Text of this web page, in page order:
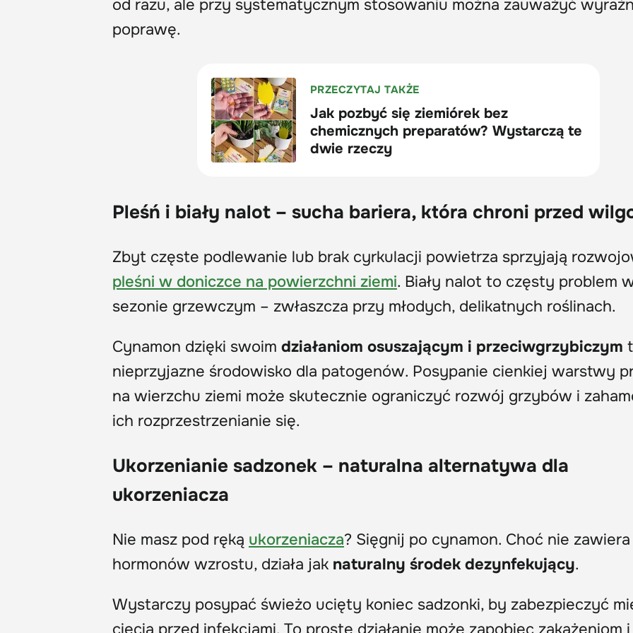
od razu, ale przy systematycznym stosowaniu można zauważyć
poprawę.
Pleśń i biały nalot – sucha bariera, która chroni przed
Zbyt częste podlewanie lub brak cyrkulacji powietrza sprzyjają
pleśni w doniczce na powierzchni ziemi. Biały nalot to częsty problem
sezonie grzewczym – zwłaszcza przy młodych, delikatnych roślinach.
Cynamon dzięki swoim działaniom osuszającym i przeciwgrzybiczym
nieprzyjazne środowisko dla patogenów. Posypanie cienkiej warstwy
na wierzchu ziemi może skutecznie ograniczyć rozwój grzybów i
ich rozprzestrzenianie się.
Ukorzenianie sadzonek – naturalna alternatywa dla
ukorzeniacza
Nie masz pod ręką ukorzeniacza? Sięgnij po cynamon. Choć nie zawiera
hormonów wzrostu, działa jak naturalny środek dezynfekujący.
Wystarczy posypać świeżo ucięty koniec sadzonki, by zabezpieczyć